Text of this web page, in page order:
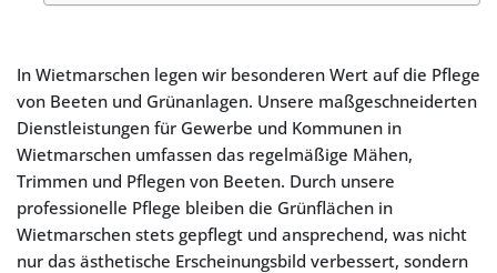
In Wietmarschen legen wir besonderen Wert auf die Pflege
von Beeten und Grünanlagen. Unsere maßgeschneiderten
Dienstleistungen für Gewerbe und Kommunen in
Wietmarschen umfassen das regelmäßige Mähen,
Trimmen und Pflegen von Beeten. Durch unsere
professionelle Pflege bleiben die Grünflächen in
Wietmarschen stets gepflegt und ansprechend, was nicht
nur das ästhetische Erscheinungsbild verbessert, sondern